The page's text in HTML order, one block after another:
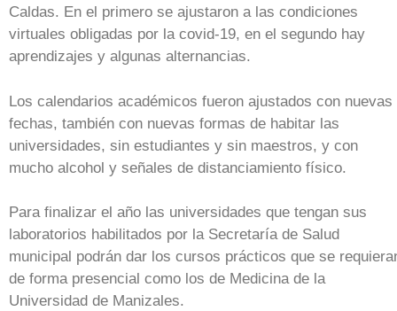
Caldas. En el primero se ajustaron a las condiciones
virtuales obligadas por la covid-19, en el segundo hay
aprendizajes y algunas alternancias.
Los calendarios académicos fueron ajustados con nuevas
fechas, también con nuevas formas de habitar las
universidades, sin estudiantes y sin maestros, y con
mucho alcohol y señales de distanciamiento físico.
Para finalizar el año las universidades que tengan sus
laboratorios habilitados por la Secretaría de Salud
municipal podrán dar los cursos prácticos que se
de forma presencial como los de Medicina de la
Universidad de Manizales.